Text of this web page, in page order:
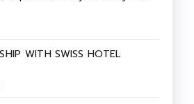
WITH SWISS HOTEL